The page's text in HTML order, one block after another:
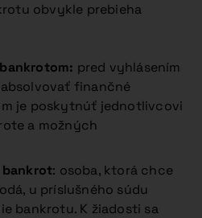
obvykle prebieha
pred vyhlásením
finančné
je poskytnúť jednotlivcovi
a možných
bankrot: osoba, ktorá chce
u príslušného súdu
bankrotu. K žiadosti sa